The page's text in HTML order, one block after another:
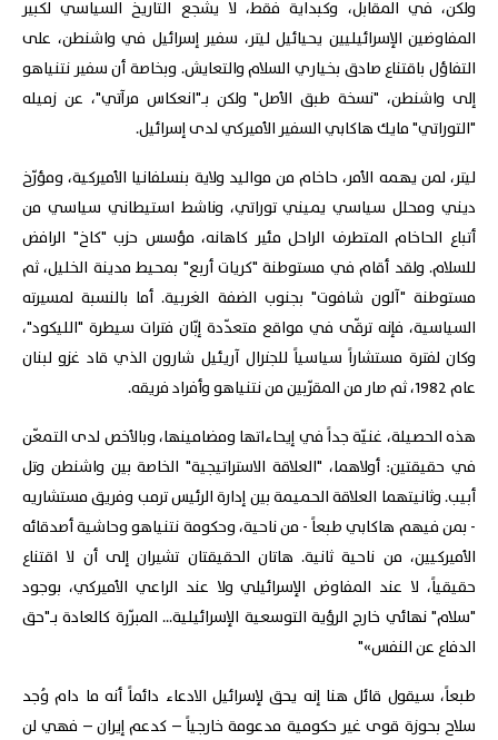
ولكن، في المقابل، وكبداية فقط، لا يشجع التاريخ السياسي لكبير
المفاوضين الإسرائيليين يحيائيل ليتر، سفير إسرائيل في واشنطن، على
التفاؤل باقتناع صادق بخياري السلام والتعايش. وبخاصة أن سفير نتنياهو
إلى واشنطن، "نسخة طبق الأصل" ولكن بـ"انعكاس مرآتي"، عن زميله
"التوراتي" مايك هاكابي السفير الأميركي لدى إسرائيل.
ليتر، لمن يهمه الأمر، حاخام من مواليد ولاية بنسلفانيا الأميركية، ومؤرّخ
ديني ومحلل سياسي يميني توراتي، وناشط استيطاني سياسي من
أتباع الحاخام المتطرف الراحل مئير كاهانه، مؤسس حزب "كاخ" الرافض
للسلام. ولقد أقام في مستوطنة "كريات أربع" بمحيط مدينة الخليل، ثم
مستوطنة "آلون شافوت" بجنوب الضفة الغربية. أما بالنسبة لمسيرته
السياسية، فإنه ترقّى في مواقع متعدّدة إبّان فترات سيطرة "الليكود"،
وكان لفترة مستشاراً سياسياً للجنرال آريئيل شارون الذي قاد غزو لبنان
عام 1982، ثم صار من المقرّبين من نتنياهو وأفراد فريقه.
هذه الحصيلة، غنيّة جداً في إيحاءاتها ومضامينها، وبالأخص لدى التمعّن
في حقيقتين: أولاهما، "العلاقة الاستراتيجية" الخاصة بين واشنطن وتل
أبيب. وثانيتهما العلاقة الحميمة بين إدارة الرئيس ترمب وفريق مستشاريه
- بمن فيهم هاكابي طبعاً - من ناحية، وحكومة نتنياهو وحاشية أصدقائه
الأميركيين، من ناحية ثانية. هاتان الحقيقتان تشيران إلى أن لا اقتناع
حقيقياً، لا عند المفاوض الإسرائيلي ولا عند الراعي الأميركي، بوجود
"سلام" نهائي خارج الرؤية التوسعية الإسرائيلية... المبرّرة كالعادة بـ"حق
الدفاع عن النفس»"
طبعاً، سيقول قائل هنا إنه يحق لإسرائيل الادعاء دائماً أنه ما دام وُجد
سلاح بحوزة قوى غير حكومية مدعومة خارجياً – كدعم إيران – فهي لن